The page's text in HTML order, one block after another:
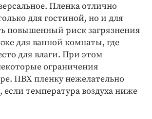
Пленка отлично
для гостиной, но и для
повышенный риск загрязнения
для ванной комнаты, где
для влаги. При этом
ограничения
ПВХ пленку нежелательно
если температура воздуха ниже